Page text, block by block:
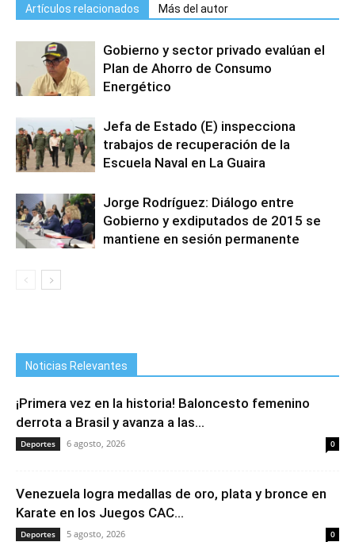
Artículos relacionados Más del autor
Gobierno y sector privado evalúan el
Plan de Ahorro de Consumo
Energético
Jefa de Estado (E) inspecciona
trabajos de recuperación de la
Escuela Naval en La Guaira
Jorge Rodríguez: Diálogo entre
Gobierno y exdiputados de 2015 se
mantiene en sesión permanente
Noticias Relevantes
¡Primera vez en la historia! Baloncesto femenino
derrota a Brasil y avanza a las...
Deportes 6 agosto, 2026 0
Venezuela logra medallas de oro, plata y bronce en
Karate en los Juegos CAC...
Deportes 5 agosto, 2026 0